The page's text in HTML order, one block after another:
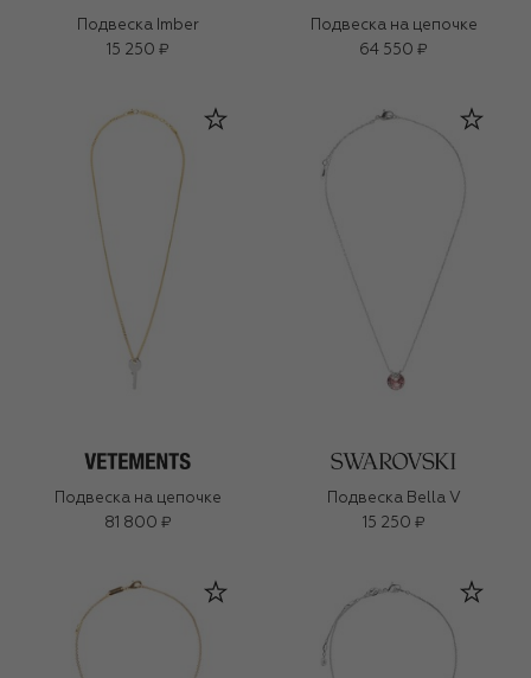
Подвеска Imber
15 250 ₽
Подвеска на цепочке
64 550 ₽
Подвеска на цепочке
81 800 ₽
Подвеска Bella V
15 250 ₽